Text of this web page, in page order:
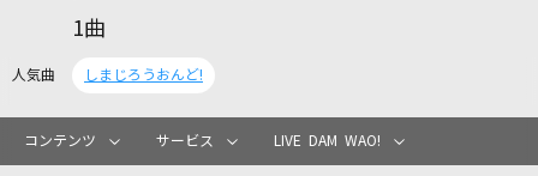
カラオケリクエスト
1曲
人気曲 しまじろうおんど!
コンテンツ サービス LIVE DAM WAO!